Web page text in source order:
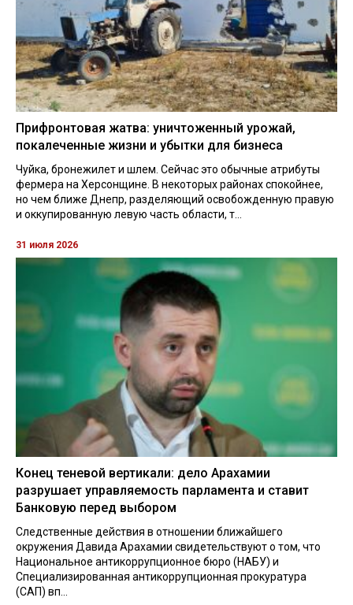
Прифронтовая жатва: уничтоженный урожай,
покалеченные жизни и убытки для бизнеса
Чуйка, бронежилет и шлем. Сейчас это обычные атрибуты
фермера на Херсонщине. В некоторых районах спокойнее,
но чем ближе Днепр, разделяющий освобожденную правую
и оккупированную левую часть области, т...
31 июля 2026
Конец теневой вертикали: дело Арахамии
разрушает управляемость парламента и ставит
Банковую перед выбором
Следственные действия в отношении ближайшего
окружения Давида Арахамии свидетельствуют о том, что
Национальное антикоррупционное бюро (НАБУ) и
Специализированная антикоррупционная прокуратура
(САП) вп...